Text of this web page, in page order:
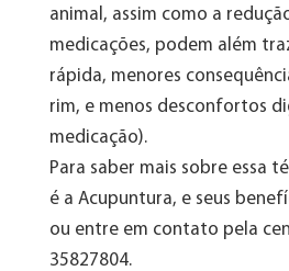
animal, assim como a
medicações, podem além
rápida, menores
rim, e menos desconfortos
medicação).
Para saber mais sobre essa
é a Acupuntura, e seus
ou entre em contato pela
35827804.